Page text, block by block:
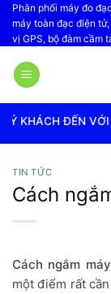
Bỏ
qua
nội
dung
Phân phối máy đo
máy toàn đạc điện
vị GPS, bộ đàm cầm
CÔNG TY CP
TIN TỨC
Cách
Cách ngắm
một điểm rất